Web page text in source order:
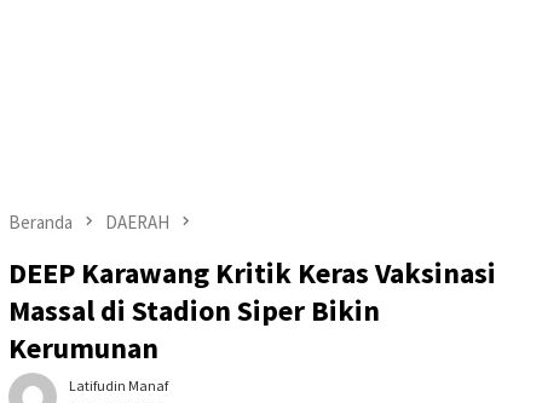
Beranda DAERAH
DEEP Karawang Kritik Keras Vaksinasi
Massal di Stadion Siper Bikin
Kerumunan
Latifudin Manaf